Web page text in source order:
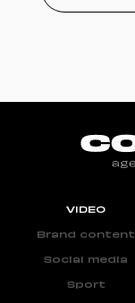
VIDEO
Brand content
Social media
Sport